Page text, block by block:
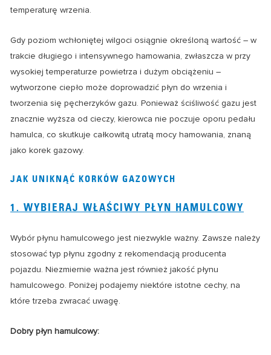
temperaturę wrzenia.
Gdy poziom wchłoniętej wilgoci osiągnie określoną wartość – w
trakcie długiego i intensywnego hamowania, zwłaszcza w przy
wysokiej temperaturze powietrza i dużym obciążeniu –
wytworzone ciepło może doprowadzić płyn do wrzenia i
tworzenia się pęcherzyków gazu. Ponieważ ściśliwość gazu jest
znacznie wyższa od cieczy, kierowca nie poczuje oporu pedału
hamulca, co skutkuje całkowitą utratą mocy hamowania, znaną
jako korek gazowy.
JAK UNIKNĄĆ KORKÓW GAZOWYCH
1. WYBIERAJ WŁAŚCIWY PŁYN HAMULCOWY
Wybór płynu hamulcowego jest niezwykle ważny. Zawsze należy
stosować typ płynu zgodny z rekomendacją producenta
pojazdu. Niezmiernie ważna jest również jakość płynu
hamulcowego. Poniżej podajemy niektóre istotne cechy, na
które trzeba zwracać uwagę.
Dobry płyn hamulcowy: